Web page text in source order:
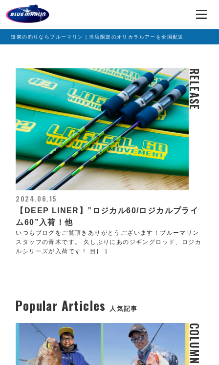
道東の釣りならブルーマリン｜当店限定のオリカラルアーを全国配送
RELEASE
2024.06.15
【DEEP LINER】”ロジカル60/ロジカルプライ
ム60”入荷！他
いつもブログをご覧頂きありがとうございます！ブルーマリン
スタッフの青木です。 久しぶりにあのジギングロッド、ロジカ
ルシリーズが入荷です！ 目[...]
Popular Articles 人気記事
COLUMN